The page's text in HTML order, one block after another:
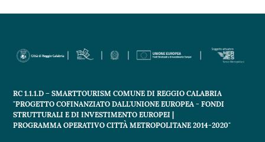
RC 1.1.1.D – SMARTTOURISM COMUNE DI REGGIO CALABRIA
"PROGETTO COFINANZIATO DALL'UNIONE EUROPEA - FONDI
STRUTTURALI E DI INVESTIMENTO EUROPEI |
PROGRAMMA OPERATIVO CITTÀ METROPOLITANE 2014-2020"